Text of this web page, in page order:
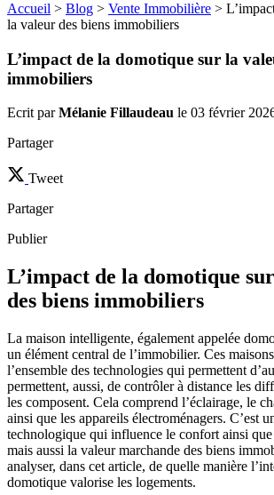
Accueil > Blog > Vente Immobilière >
la valeur des biens immobiliers
L’impact de la domotique sur la
immobiliers
Ecrit parMélanie Fillaudeau le 03 février
Partager
Tweet
Partager
Publier
L’impact de la domotique
des biens immobiliers
La maison intelligente, également appelée
un élément central de l’immobilier. Ces
l’ensemble des technologies qui permettent
permettent, aussi, de contrôler à distance les
les composent. Cela comprend l’éclairage, le
ainsi que les appareils électroménagers. C’est
technologique qui influence le confort ainsi
mais aussi la valeur marchande des biens
analyser, dans cet article, de quelle manière
domotique valorise les logements.